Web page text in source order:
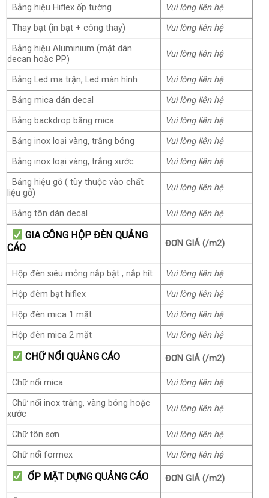
Bảng hiệu Hiflex ốp tường
Vui lòng liên hệ
Thay bạt (in bạt + công thay)
Vui lòng liên hệ
Bảng hiệu Aluminium (mặt dán
decan hoặc PP)
Vui lòng liên hệ
Bảng Led ma trận, Led màn hình
Vui lòng liên hệ
Bảng mica dán decal
Vui lòng liên hệ
Bảng backdrop bằng mica
Vui lòng liên hệ
Bảng inox loại vàng, trắng bóng
Vui lòng liên hệ
Bảng inox loại vàng, trắng xước
Vui lòng liên hệ
Bảng hiệu gỗ ( tùy thuộc vào chất
liệu gỗ)
Vui lòng liên hệ
Bảng tôn dán decal Vui lòng liên hệ
GIA CÔNG HỘP ĐÈN QUẢNG
CÁO
ĐƠN GIÁ (/m2)
Hộp đèn siêu mỏng nắp bật , nắp hít
Vui lòng liên hệ
Hộp đèm bạt hiflex
Vui lòng liên hệ
Hộp đèn mica 1 mặt
Vui lòng liên hệ
Hộp đèn mica 2 mặt
Vui lòng liên hệ
CHỮ NỔI QUẢNG CÁO ĐƠN GIÁ (/m2)
Chữ nổi mica
Vui lòng liên hệ
Chữ nổi inox trắng, vàng bóng hoặc
xước
Vui lòng liên hệ
Chữ tôn sơn
Vui lòng liên hệ
Chữ nổi formex
Vui lòng liên hệ
ỐP MẶT DỰNG QUẢNG CÁO ĐƠN GIÁ (/m2)